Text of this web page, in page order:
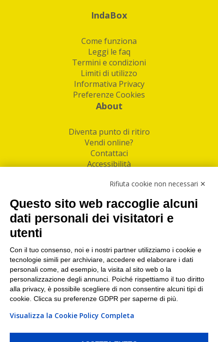
IndaBox
Come funziona
Leggi le faq
Termini e condizioni
Limiti di utilizzo
Informativa Privacy
Preferenze Cookies
About
Diventa punto di ritiro
Vendi online?
Contattaci
Accessibilità
Facebook
Linkedin
I nostri punti di ritiro e spedizione pacchi nelle
maggiori città italiane
Torino|Milano|Roma|Bologna|Firenze| Genova
Napoli|Varese
PI/CF/N°Iscr.: 10821360012 | REA: RM 1494760 | Cap.Soc.: 50.000€ |
Rifiuta cookie non necessari ✕
Questo sito web raccoglie alcuni
dati personali dei visitatori e
utenti
Con il tuo consenso, noi e i nostri partner utilizziamo i cookie e
tecnologie simili per archiviare, accedere ed elaborare i dati
personali come, ad esempio, la visita al sito web o la
personalizzazione degli annunci. Poiché rispettiamo il tuo diritto
alla privacy, è possibile scegliere di non consentire alcuni tipi di
cookie. Clicca su preferenze GDPR per saperne di più.
Visualizza la Cookie Policy Completa